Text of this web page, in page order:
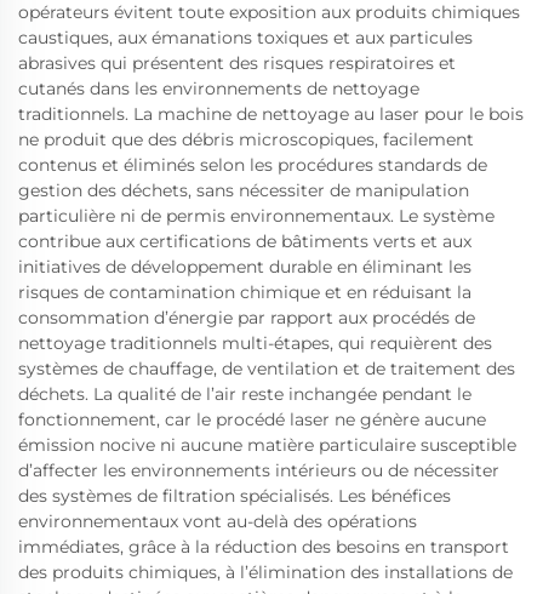
opérateurs évitent toute exposition aux produits chimiques
caustiques, aux émanations toxiques et aux particules
abrasives qui présentent des risques respiratoires et
cutanés dans les environnements de nettoyage
traditionnels. La machine de nettoyage au laser pour le bois
ne produit que des débris microscopiques, facilement
contenus et éliminés selon les procédures standards de
gestion des déchets, sans nécessiter de manipulation
particulière ni de permis environnementaux. Le système
contribue aux certifications de bâtiments verts et aux
initiatives de développement durable en éliminant les
risques de contamination chimique et en réduisant la
consommation d’énergie par rapport aux procédés de
nettoyage traditionnels multi-étapes, qui requièrent des
systèmes de chauffage, de ventilation et de traitement des
déchets. La qualité de l’air reste inchangée pendant le
fonctionnement, car le procédé laser ne génère aucune
émission nocive ni aucune matière particulaire susceptible
d’affecter les environnements intérieurs ou de nécessiter
des systèmes de filtration spécialisés. Les bénéfices
environnementaux vont au-delà des opérations
immédiates, grâce à la réduction des besoins en transport
des produits chimiques, à l’élimination des installations de